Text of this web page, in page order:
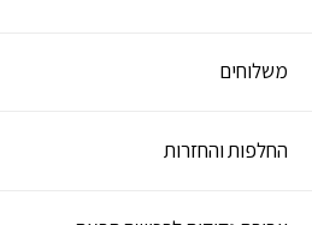
משלוחים
החלפות והחזרות